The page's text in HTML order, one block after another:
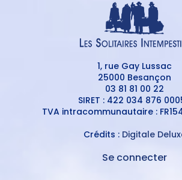
1, rue Gay Lussac
25000 Besançon
03 81 81 00 22
SIRET : 422 034 876
TVA intracommunautaire :
Crédits : Digitale
Se connecter